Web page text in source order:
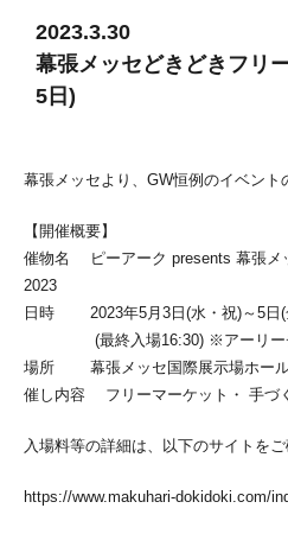
2023.3.30
幕張メッセどきどきフリ
5日)
幕張メッセより、GW恒例のイベント
【開催概要】
催物名 ピーアーク presents 幕張メ
2023
日時 2023年5月3日(水・祝)～5日(
(最終入場16:30) ※アーリーチ
場所 幕張メッセ国際展示場ホー
催し内容 フリーマーケット・ 手づ
入場料等の詳細は、以下のサイトをご
https://www.makuhari-dokidoki.com/